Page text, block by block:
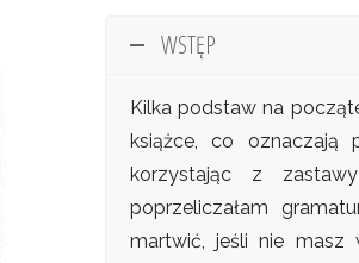
WSTĘP
Kilka podstaw na
książce, co oznaczają
korzystając z
poprzeliczałam
martwić, jeśli nie masz